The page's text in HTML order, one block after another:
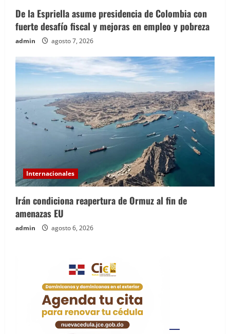
De la Espriella asume presidencia de Colombia con
fuerte desafío fiscal y mejoras en empleo y pobreza
admin agosto 7, 2026
Internacionales
Irán condiciona reapertura de Ormuz al fin de
amenazas EU
admin agosto 6, 2026